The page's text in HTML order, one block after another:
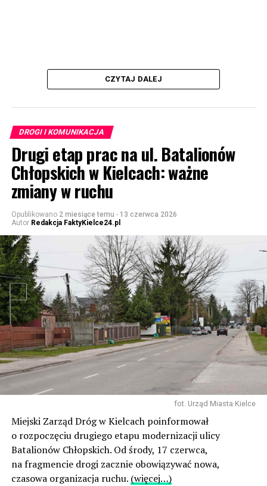
CZYTAJ DALEJ
DROGI I KOMUNIKACJA
Drugi etap prac na ul. Batalionów
Chłopskich w Kielcach: ważne
zmiany w ruchu
Opublikowano 2 miesiące temu - 13 czerwca 2026
Autor Redakcja FaktyKielce24.pl
fot. Urząd Miasta Kielce
Miejski Zarząd Dróg w Kielcach poinformował
o rozpoczęciu drugiego etapu modernizacji ulicy
Batalionów Chłopskich. Od środy, 17 czerwca,
na fragmencie drogi zacznie obowiązywać nowa,
czasowa organizacja ruchu. (więcej…)